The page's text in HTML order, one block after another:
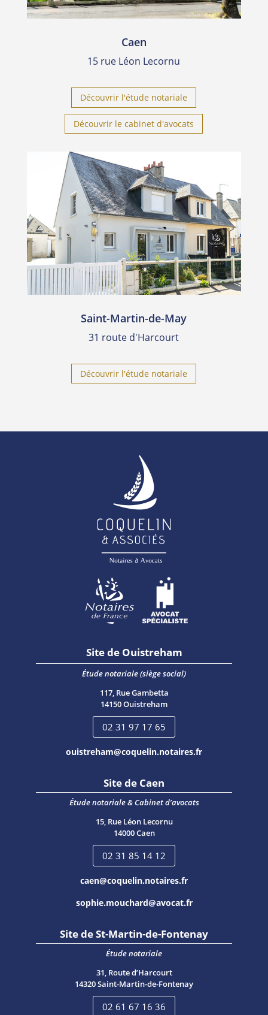
Caen
15 rue Léon Lecornu
Découvrir l'étude notariale
Découvrir le cabinet d'avocats
Saint-Martin-de-May
31 route d'Harcourt
Découvrir l'étude notariale
Site de Ouistreham
Étude notariale (siège social)
117, Rue Gambetta
14150 Ouistreham
02 31 97 17 65
ouistreham@coquelin.notaires.fr
Site de Caen
Étude notariale & Cabinet d’avocats
15, Rue Léon Lecornu
14000 Caen
02 31 85 14 12
caen@coquelin.notaires.fr
sophie.mouchard@avocat.fr
Site de St-Martin-de-Fontenay
Étude notariale
31, Route d’Harcourt
14320 Saint-Martin-de-Fontenay
02 61 67 16 36